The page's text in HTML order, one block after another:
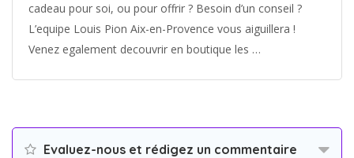
cadeau pour soi, ou pour offrir ? Besoin d’un conseil ?
L’equipe Louis Pion Aix-en-Provence vous aiguillera !
Venez egalement decouvrir en boutique les …
Evaluez-nous et rédigez un commentaire